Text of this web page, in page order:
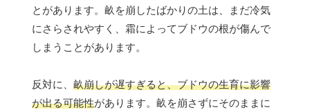
とがあります。畝を崩したばかりの土は、まだ冷気
にさらされやすく、霜によってブドウの根が傷んで
しまうことがあります。
反対に、 畝崩しが遅すぎると、ブドウの生育に影響
が出る可能性があります。畝を崩さずにそのままに